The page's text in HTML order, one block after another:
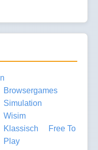
Browsergames
Simulation
Wisim
Klassisch
Free To
Play